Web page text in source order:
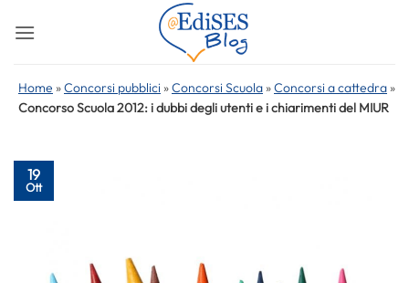
Home »Concorsi pubblici »Concorsi Scuola »Concorsi a cattedra »
Concorso Scuola 2012: i dubbi degli utenti e i chiarimenti del MIUR
19
Ott